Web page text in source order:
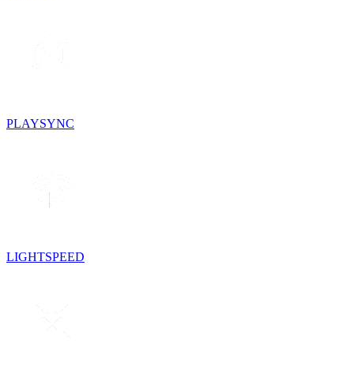
PLAYSYNC
LIGHTSPEED